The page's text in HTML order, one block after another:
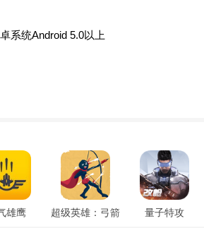
系统Android 5.0以上
雄鹰
超级英雄：弓箭
量子特攻